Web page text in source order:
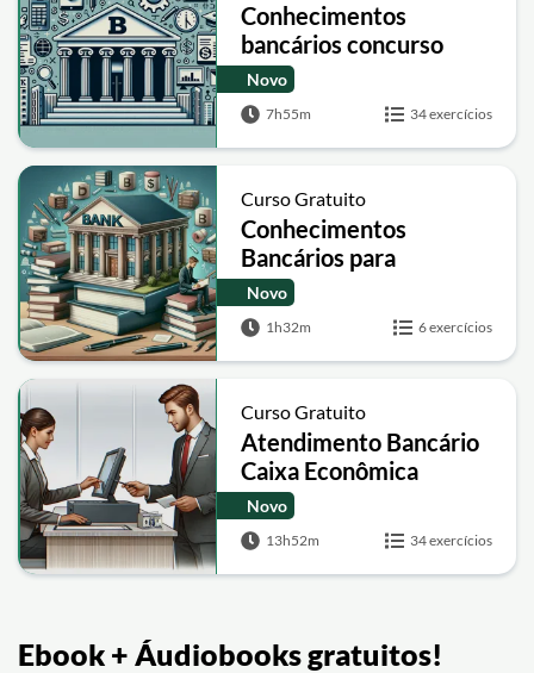
Conhecimentos
bancários concurso
Caixa
Novo
7h55m 34 exercícios
Curso Gratuito
Conhecimentos
Bancários para
concurso Caixa
Econômica
Novo
1h32m 6 exercícios
Curso Gratuito
Atendimento Bancário
Caixa Econômica
Federal
Novo
13h52m 34 exercícios
Ebook + Áudiobooks gratuitos!